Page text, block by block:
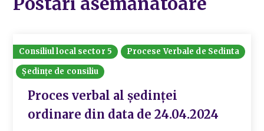
Consiliul local sector 5
Procese Verbale de Sedinta
Ședințe de consiliu
Proces verbal al ședinței
ordinare din data de 24.04.2024